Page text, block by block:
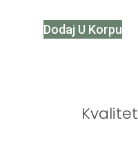
Dodaj U Korpu